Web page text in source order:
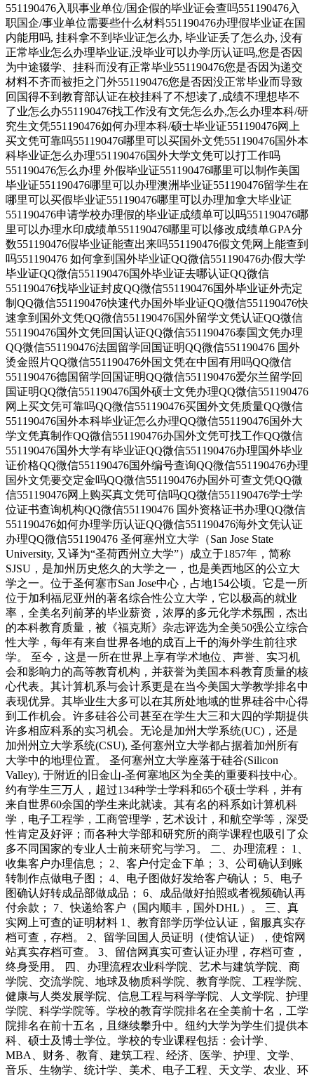
551190476入职事业单位/国企假的毕业证会查吗551190476入
职国企/事业单位需要些什么材料551190476办理假毕业证在国
内能用吗, 挂科拿不到毕业证怎么办, 毕业证丢了怎么办, 没有
正常毕业怎么办理毕业证,没毕业可以办学历认证吗,您是否因
为中途辍学、挂科而没有正常毕业551190476您是否因为递交
材料不齐而被拒之门外551190476您是否因没正常毕业而导致
回国得不到教育部认证在校挂科了不想读了,成绩不理想毕不
了业怎么办551190476找工作没有文凭怎么办,怎么办理本科/研
究生文凭551190476如何办理本科/硕士毕业证551190476网上
买文凭可靠吗551190476哪里可以买国外文凭551190476国外本
科毕业证怎么办理551190476国外大学文凭可以打工作吗
551190476怎么办理 外假毕业证551190476哪里可以制作美国
毕业证551190476哪里可以办理澳洲毕业证551190476留学生在
哪里可以买假毕业证551190476哪里可以办理加拿大毕业证
551190476申请学校办理假的毕业证成绩单可以吗551190476哪
里可以办理水印成绩单551190476哪里可以修改成绩单GPA分
数551190476假毕业证能查出来吗551190476假文凭网上能查到
吗551190476 如何拿到国外毕业证QQ微信551190476办假大学
毕业证QQ微信551190476国外毕业证去哪认证QQ微信
551190476找毕业证封皮QQ微信551190476国外毕业证外壳定
制QQ微信551190476快速代办国外毕业证QQ微信551190476快
速拿到国外文凭QQ微信551190476国外留学文凭认证QQ微信
551190476国外文凭回国认证QQ微信551190476泰国文凭办理
QQ微信551190476法国留学回国证明QQ微信551190476 国外
烫金照片QQ微信551190476外国文凭在中国有用吗QQ微信
551190476德国留学回国证明QQ微信551190476爱尔兰留学回
国证明QQ微信551190476国外硕士文凭办理QQ微信551190476
网上买文凭可靠吗QQ微信551190476买国外文凭质量QQ微信
551190476国外本科毕业证怎么办理QQ微信551190476国外大
学文凭真制作QQ微信551190476办国外文凭可找工作QQ微信
551190476国外大学有毕业证QQ微信551190476办理国外毕业
证价格QQ微信551190476国外编号查询QQ微信551190476办理
国外文凭要交定金吗QQ微信551190476办国外可查文凭QQ微
信551190476网上购买真文凭可信吗QQ微信551190476学士学
位证书查询机构QQ微信551190476 国外资格证书办理QQ微信
551190476如何办理学历认证QQ微信551190476海外文凭认证
办理QQ微信551190476 圣何塞州立大学（San Jose State
University, 又译为“圣荷西州立大学”）成立于1857年，简称
SJSU，是加州历史悠久的大学之一，也是美西地区的公立大
学之一。位于圣何塞市San Jose中心，占地154公顷。它是一所
位于加利福尼亚州的著名综合性公立大学，它以极高的就业
率，全美名列前茅的毕业薪资，浓厚的多元化学术氛围，杰出
的本科教育质量，被《福克斯》杂志评选为全美50强公立综合
性大学，每年有来自世界各地的成百上千的海外学生前往求
学。 至今，这是一所在世界上享有学术地位、声誉、实习机
会和影响力的高等教育机构，并获誉为美国本科教育质量的核
心代表。其计算机系与会计系更是在当今美国大学教学排名中
表现优异。其毕业生大多可以在其所处地域的世界硅谷中心得
到工作机会。许多硅谷公司甚至在学生大三和大四的学期提供
许多相应科系的实习机会。无论是加州大学系统(UC)，还是
加州州立大学系统(CSU), 圣何塞州立大学都占据着加州所有
大学中的地理位置。 圣何塞州立大学座落于硅谷(Silicon
Valley), 于附近的旧金山-圣何塞地区为全美的重要科技中心。
约有学生三万人，超过134种学士学科和65个硕士学科，并有
来自世界60余国的学生来此就读。其有名的科系如计算机科
学，电子工程学，工商管理学，艺术设计，和航空学等，深受
性肯定及好评；而各种大学部和研究所的商学课程也吸引了众
多不同国家的专业人士前来研究与学习。 二、办理流程： 1、
收集客户办理信息； 2、客户付定金下单； 3、公司确认到账
转制作点做电子图； 4、电子图做好发给客户确认； 5、电子
图确认好转成品部做成品； 6、成品做好拍照或者视频确认再
付余款； 7、快递给客户（国内顺丰，国外DHL）。 三、真
实网上可查的证明材料 1、教育部学历学位认证，留服真实存
档可查，存档。 2、留学回国人员证明（使馆认证），使馆网
站真实存档可查。 3、留信网真实可查认证办理，存档可查，
终身受用。 四、办理流程农业科学院、艺术与建筑学院、商
学院、交流学院、地球及物质科学院、教育学院、工程学院、
健康与人类发展学院、信息工程与科学学院、人文学院、护理
学院、科学学院等。学校的教育学院排名在全美前十名，工学
院排名在前十五名，且继续攀升中。纽约大学为学生们提供本
科、硕士及博士学位。学校的专业课程包括：会计学、
MBA、财务、教育、建筑工程、经济、医学、护理、文学、
音乐、生物学、统计学、美术、电子工程、天文学、农业、环